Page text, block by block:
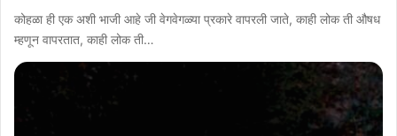
कोहळा ही एक अशी भाजी आहे जी वेगवेगळ्या प्रकारे वापरली जाते, काही लोक ती औषध
म्हणून वापरतात, काही लोक ती…